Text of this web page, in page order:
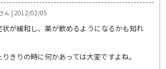
ん | 2012/02/05
が緩和し、薬が飲めるようになるかも知れ
きりの時に何かあっては大変ですよね。